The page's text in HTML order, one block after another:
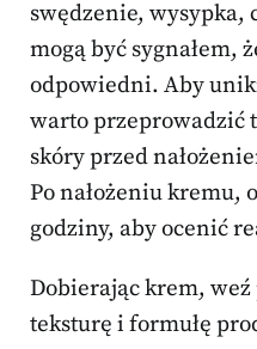
swędzenie, wysypka,
mogą być sygnałem,
odpowiedni. Aby
warto przeprowadzić
skóry przed
Po nałożeniu kremu,
godziny, aby ocenić
Dobierając krem, weź
teksturę i formułę